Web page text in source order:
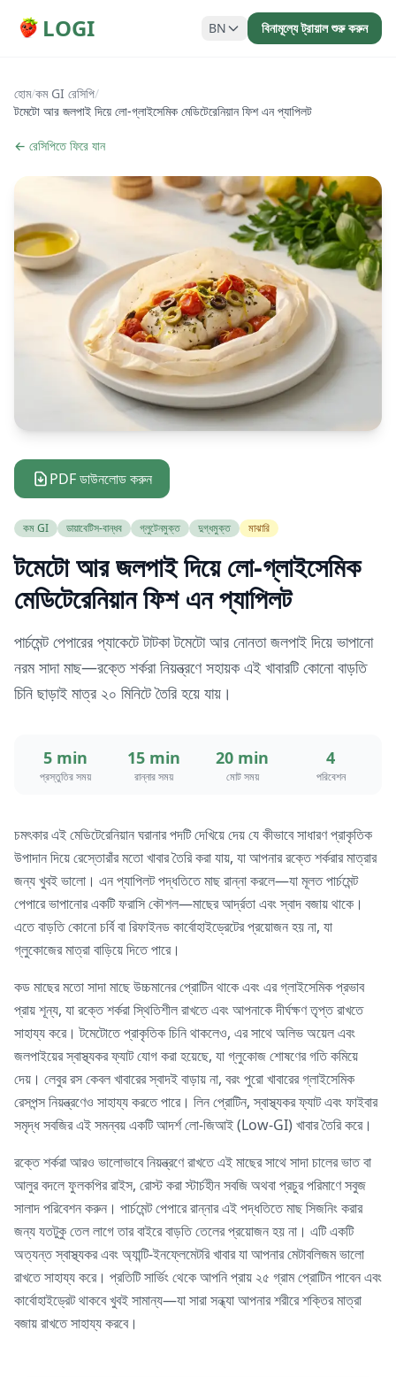
LOGI BN বিনামূল্যে ট্রায়াল শুরু করুন
হোম/কম GI রেসিপি/
টমেটো আর জলপাই দিয়ে লো-গ্লাইসেমিক মেডিটেরেনিয়ান ফিশ এন প্যাপিলট
← রেসিপিতে ফিরে যান
PDF ডাউনলোড করুন
কম GI ডায়াবেটিস-বান্ধব গ্লুটেনমুক্ত দুগ্ধমুক্ত মাঝারি
টমেটো আর জলপাই দিয়ে লো-গ্লাইসেমিক
মেডিটেরেনিয়ান ফিশ এন প্যাপিলট
পার্চমেন্ট পেপারের প্যাকেটে টাটকা টমেটো আর নোনতা জলপাই দিয়ে ভাপানো
নরম সাদা মাছ—রক্তে শর্করা নিয়ন্ত্রণে সহায়ক এই খাবারটি কোনো বাড়তি
চিনি ছাড়াই মাত্র ২০ মিনিটে তৈরি হয়ে যায়।
5 min
প্রস্তুতির সময়
15 min
রান্নার সময়
20 min
মোট সময়
4
পরিবেশন
চমৎকার এই মেডিটেরেনিয়ান ঘরানার পদটি দেখিয়ে দেয় যে কীভাবে সাধারণ প্রাকৃতিক
উপাদান দিয়ে রেস্তোরাঁর মতো খাবার তৈরি করা যায়, যা আপনার রক্তে শর্করার মাত্রার
জন্য খুবই ভালো। এন প্যাপিলট পদ্ধতিতে মাছ রান্না করলে—যা মূলত পার্চমেন্ট
পেপারে ভাপানোর একটি ফরাসি কৌশল—মাছের আর্দ্রতা এবং স্বাদ বজায় থাকে।
এতে বাড়তি কোনো চর্বি বা রিফাইনড কার্বোহাইড্রেটের প্রয়োজন হয় না, যা
গ্লুকোজের মাত্রা বাড়িয়ে দিতে পারে।
কড মাছের মতো সাদা মাছে উচ্চমানের প্রোটিন থাকে এবং এর গ্লাইসেমিক প্রভাব
প্রায় শূন্য, যা রক্তে শর্করা স্থিতিশীল রাখতে এবং আপনাকে দীর্ঘক্ষণ তৃপ্ত রাখতে
সাহায্য করে। টমেটোতে প্রাকৃতিক চিনি থাকলেও, এর সাথে অলিভ অয়েল এবং
জলপাইয়ের স্বাস্থ্যকর ফ্যাট যোগ করা হয়েছে, যা গ্লুকোজ শোষণের গতি কমিয়ে
দেয়। লেবুর রস কেবল খাবারের স্বাদই বাড়ায় না, বরং পুরো খাবারের গ্লাইসেমিক
রেসপন্স নিয়ন্ত্রণেও সাহায্য করতে পারে। লিন প্রোটিন, স্বাস্থ্যকর ফ্যাট এবং ফাইবার
সমৃদ্ধ সবজির এই সমন্বয় একটি আদর্শ লো-জিআই (Low-GI) খাবার তৈরি করে।
রক্তে শর্করা আরও ভালোভাবে নিয়ন্ত্রণে রাখতে এই মাছের সাথে সাদা চালের ভাত বা
আলুর বদলে ফুলকপির রাইস, রোস্ট করা স্টার্চহীন সবজি অথবা প্রচুর পরিমাণে সবুজ
সালাদ পরিবেশন করুন। পার্চমেন্ট পেপারে রান্নার এই পদ্ধতিতে মাছ সিজনিং করার
জন্য যতটুকু তেল লাগে তার বাইরে বাড়তি তেলের প্রয়োজন হয় না। এটি একটি
অত্যন্ত স্বাস্থ্যকর এবং অ্যান্টি-ইনফ্লেমেটরি খাবার যা আপনার মেটাবলিজম ভালো
রাখতে সাহায্য করে। প্রতিটি সার্ভিং থেকে আপনি প্রায় ২৫ গ্রাম প্রোটিন পাবেন এবং
কার্বোহাইড্রেট থাকবে খুবই সামান্য—যা সারা সন্ধ্যা আপনার শরীরে শক্তির মাত্রা
বজায় রাখতে সাহায্য করবে।